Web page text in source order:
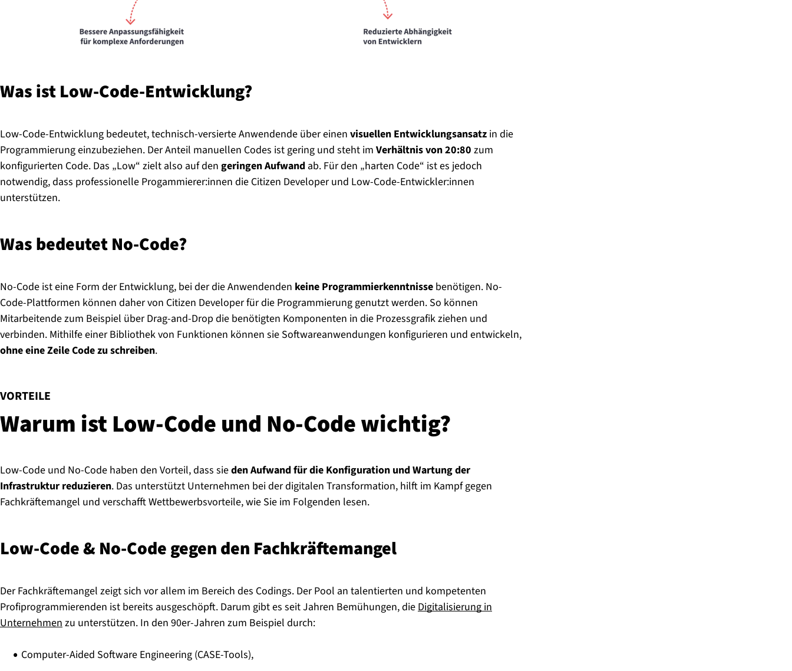
Was ist Low-Code-Ent­wick­lung?
Low-Code-Entwicklung bedeutet, technisch-versierte Anwendende über einen visuellen Entwicklungsansatz in die
Programmierung einzubeziehen. Der Anteil manuellen Codes ist gering und steht im Verhältnis von 20:80 zum
konfigurierten Code. Das „Low“ zielt also auf den geringen Aufwand ab. Für den „harten Code“ ist es jedoch
notwendig, dass professionelle Progammierer:innen die Citizen Developer und Low-Code-Entwickler:innen
unterstützen.
Was bedeutet No-Code?
No-Code ist eine Form der Entwicklung, bei der die Anwendenden keine Programmierkenntnisse benötigen. No-
Code-Plattformen können daher von Citizen Developer für die Programmierung genutzt werden. So können
Mitarbeitende zum Beispiel über Drag-and-Drop die benötigten Komponenten in die Prozessgrafik ziehen und
verbinden. Mithilfe einer Bibliothek von Funktionen können sie Softwareanwendungen konfigurieren und entwickeln,
ohne eine Zeile Code zu schreiben.
VORTEILE
:
Warum ist Low-Code und No-Code wichtig?
Low-Code und No-Code haben den Vorteil, dass sieden Aufwand für die Konfiguration und Wartung der
Infrastruktur reduzieren. Das unterstützt Unternehmen bei der digitalen Transformation, hilft im Kampf gegen
Fachkräftemangel und verschafft Wettbewerbsvorteile, wie Sie im Folgenden lesen.
Low-Code & No-Code gegen den Fach­kräf­te­man­gel
Der Fachkräftemangel zeigt sich vor allem im Bereich des Codings. Der Pool an talentierten und kompetenten
Profiprogrammierenden ist bereits ausgeschöpft. Darum gibt es seit Jahren Bemühungen, die Digitalisierung in
Unternehmen zu unterstützen. In den 90er-Jahren zum Beispiel durch:
Computer-Aided Software Engineering (CASE-Tools),